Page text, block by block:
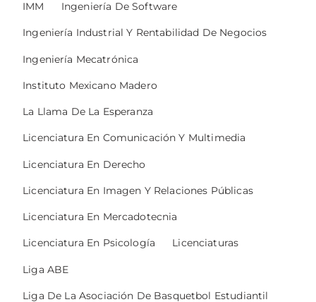
IMM Ingeniería De Software
Ingeniería Industrial Y Rentabilidad De Negocios
Ingeniería Mecatrónica
Instituto Mexicano Madero
La Llama De La Esperanza
Licenciatura En Comunicación Y Multimedia
Licenciatura En Derecho
Licenciatura En Imagen Y Relaciones Públicas
Licenciatura En Mercadotecnia
Licenciatura En Psicología Licenciaturas
Liga ABE
Liga De La Asociación De Basquetbol Estudiantil